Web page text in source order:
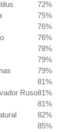
72%
75%
76%
76%
78%
79%
79%
81%
Ruso81%
81%
82%
85%